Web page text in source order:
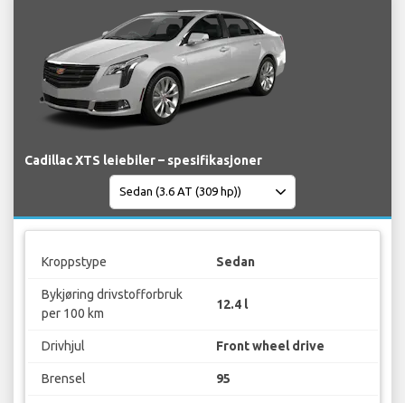
Cadillac XTS leiebiler – spesifikasjoner
Kroppstype Sedan
Bykjøring drivstofforbruk
per 100 km
12.4 l
Drivhjul Front wheel drive
Brensel 95